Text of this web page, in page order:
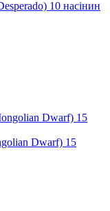
10 насінин
Dwarf) 15